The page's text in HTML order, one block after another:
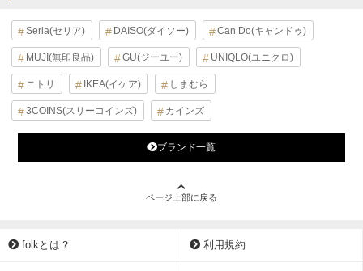
Seria(セリア) DAISO(ダイソー) Can Do(キャンドゥ)
MUJI(無印良品) GU(ジーユー) UNIQLO(ユニクロ)
ニトリ IKEA(イケア) しまむら
3COINS(スリーコインズ) カインズ
ブランド一覧
ページ上部に戻る
folkとは？ 利用規約